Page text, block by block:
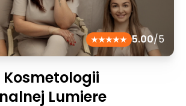
5.00/5
Lumiere